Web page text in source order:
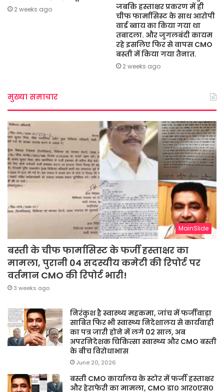
2 weeks ago
जबकि हस्ताक्षर प्रकरण में ही
चीफ फार्मासिस्ट के साथ आरोपी
वार्ड ब्वाय का किया गया था
तबादला. और जुगलबंदी कायम
रहे इसलिए फिर से वापस CMO
बस्ती में किया गया तैनात.
2 weeks ago
मुख्या समाचार
MainSlide
बस्ती के चीफ फार्मासिस्ट के फर्जी हस्ताक्षर का
मामला, पुरानी 04 सदस्यीय कमेटी की रिपोर्ट पर
वर्तमान CMO की रिपोर्ट भारी!
3 weeks ago
निरंकुश है स्वास्थ्य महकमा, जांच में फर्जीवाड़ा
साबित फिर भी स्वास्थ्य निदेशालय से कार्यवाही
का पत्र जारी होने में लगे 02 साल, अब
अपरनिदेशक चिकित्सा स्वास्थ्य और CMO बस्ती
के बीच विरोधाभास
June 20, 2026
बस्ती CMO कार्यालय के स्टोर में फर्जी हस्ताक्षर
और हेराफेरी का मामला, CMO डा० आर०एस०